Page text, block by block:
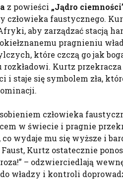
z powieści „Jądro
człowieka faustycznego.
aby zarządzać stacją
pragnieniu
które czczą go jak
rozkładowi. Kurtz
i staje się symbolem zła,
człowieka
w świecie i pragnie
co wydaje mu się wyższe i
Kurtz ostatecznie
– odzwierciedlają
władzy i kontroli